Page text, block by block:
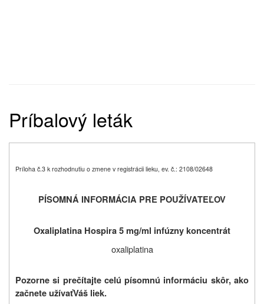
Príbalový leták
Príloha č.3 k rozhodnutiu o zmene v registrácii lieku, ev. č.: 2108/02648
PÍSOMNÁ INFORMÁCIA PRE POUŽÍVATEĽOV
Oxaliplatina Hospira 5 mg/ml infúzny koncentrát
oxaliplatina
Pozorne si prečítajte celú písomnú informáciu skôr, ako
začnete užívaťVáš liek.